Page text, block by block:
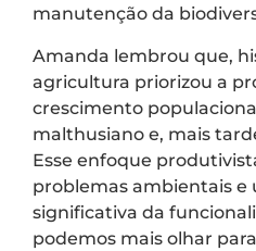
manutenção da
Amanda lembrou que,
agricultura priorizou a
crescimento
malthusiano e, mais
Esse enfoque
problemas ambientais e
significativa da
podemos mais olhar